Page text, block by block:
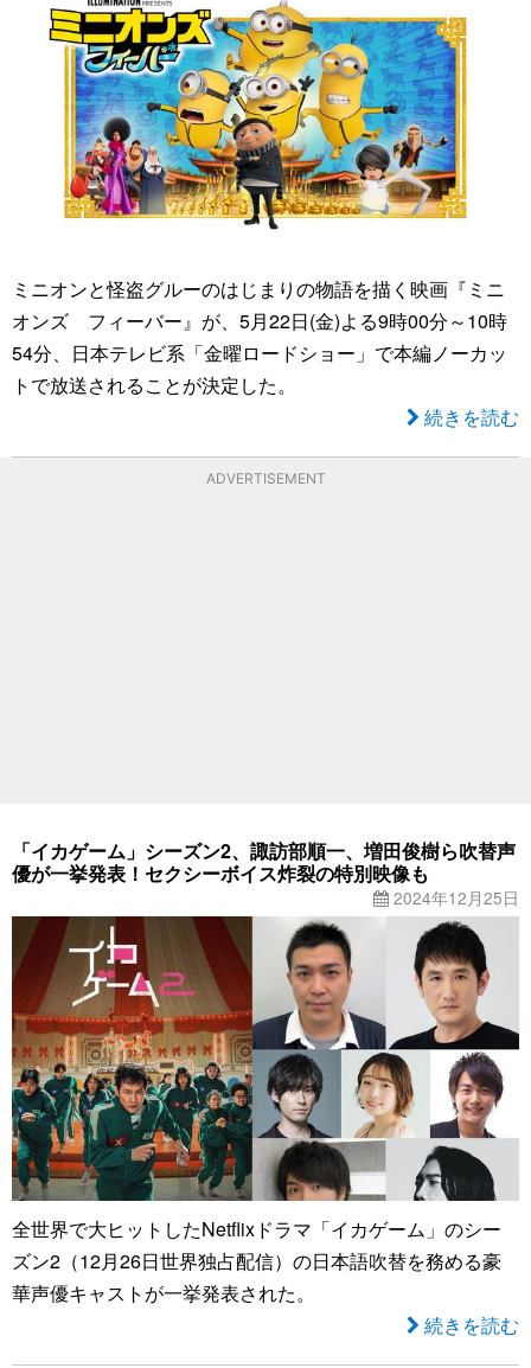
ミニオンと怪盗グルーのはじまりの物語を描く映画『ミニ
オンズ フィーバー』が、5月22日(金)よる9時00分～10時
54分、日本テレビ系「金曜ロードショー」で本編ノーカッ
トで放送されることが決定した。
続きを読む
ADVERTISEMENT
「イカゲーム」シーズン2、諏訪部順一、増田俊樹ら吹替声
優が一挙発表！セクシーボイス炸裂の特別映像も
2024年12月25日
全世界で大ヒットしたNetflixドラマ「イカゲーム」のシー
ズン2（12月26日世界独占配信）の日本語吹替を務める豪
華声優キャストが一挙発表された。
続きを読む